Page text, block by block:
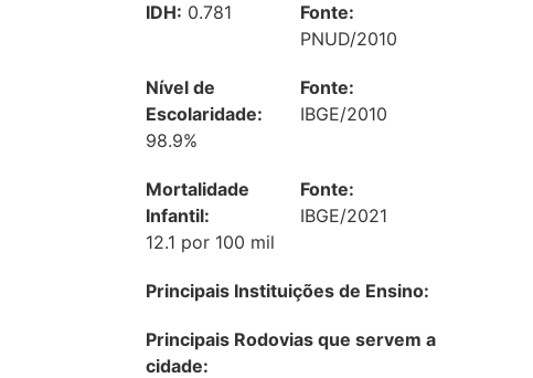
IDH: 0.781
Fonte:
PNUD/2010
Nível de
Escolaridade:
98.9%
Fonte:
IBGE/2010
Mortalidade
Infantil:
12.1 por 100 mil
Fonte:
IBGE/2021
Principais Instituições de Ensino:
Principais Rodovias que servem a
cidade: